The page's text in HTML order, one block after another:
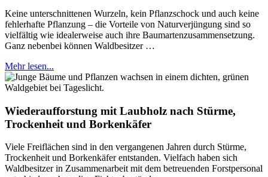
Keine unterschnittenen Wurzeln, kein Pflanzschock und auch keine
fehlerhafte Pflanzung – die Vorteile von Naturverjüngung sind so
vielfältig wie idealerweise auch ihre Baumartenzusammensetzung.
Ganz nebenbei können Waldbesitzer …
Mehr lesen...
Wiederaufforstung mit Laubholz nach Stürme,
Trockenheit und Borkenkäfer
Viele Freiflächen sind in den vergangenen Jahren durch Stürme,
Trockenheit und Borkenkäfer entstanden. Vielfach haben sich
Waldbesitzer in Zusammenarbeit mit dem betreuenden Forstpersonal